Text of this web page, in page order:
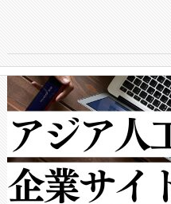
centers.
からシステム
クルの各段階
[…]
トに対して
では、反射率
で向上し、最
ットだけで最
ルの変電所周
作業と点群処